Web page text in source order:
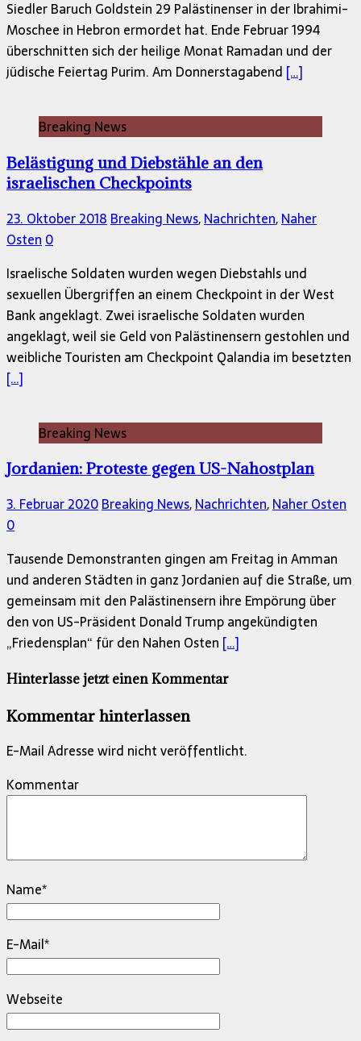
Siedler Baruch Goldstein 29 Palästinenser in der Ibrahimi-
Moschee in Hebron ermordet hat. Ende Februar 1994
überschnitten sich der heilige Monat Ramadan und der
jüdische Feiertag Purim. Am Donnerstagabend […]
Breaking News
Belästigung und Diebstähle an den
israelischen Checkpoints
23. Oktober 2018 Breaking News,Nachrichten,Naher
Osten 0
Israelische Soldaten wurden wegen Diebstahls und
sexuellen Übergriffen an einem Checkpoint in der West
Bank angeklagt. Zwei israelische Soldaten wurden
angeklagt, weil sie Geld von Palästinensern gestohlen und
weibliche Touristen am Checkpoint Qalandia im besetzten
[…]
Breaking News
Jordanien: Proteste gegen US-Nahostplan
3. Februar 2020Breaking News,Nachrichten,Naher Osten
0
Tausende Demonstranten gingen am Freitag in Amman
und anderen Städten in ganz Jordanien auf die Straße, um
gemeinsam mit den Palästinensern ihre Empörung über
den von US-Präsident Donald Trump angekündigten
„Friedensplan“ für den Nahen Osten […]
Hinterlasse jetzt einen Kommentar
Kommentar hinterlassen
E-Mail Adresse wird nicht veröffentlicht.
Kommentar
Name*
E-Mail*
Webseite